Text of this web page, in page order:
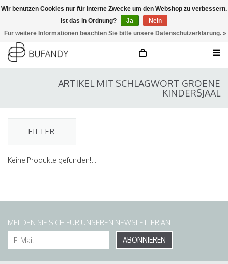
ARTIKEL MIT SCHLAGWORT GROENE
KINDERSJAAL
FILTER
Keine Produkte gefunden!...
MELDEN SIE SICH FÜR UNSEREN NEWSLETTER AN
ABONNIEREN
Wir benutzen Cookies nur für interne Zwecke um den Webshop zu verbessern.
Ist das in Ordnung?
Ja
Nein
Für weitere Informationen beachten Sie bitte unsere Datenschutzerklärung. »